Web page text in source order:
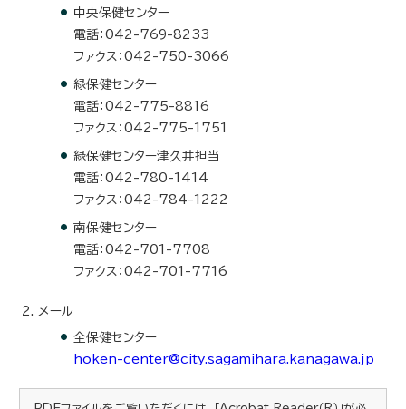
中央保健センター
電話：042-769-8233
ファクス：042-750-3066
緑保健センター
電話：042-775-8816
ファクス：042-775-1751
緑保健センター津久井担当
電話：042-780-1414
ファクス：042-784-1222
南保健センター
電話：042-701-7708
ファクス：042-701-7716
メール
全保健センター
hoken-center@city.sagamihara.kanagawa.jp